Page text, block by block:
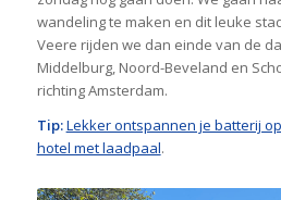
wandeling te maken en dit leuke
Veere rijden we dan einde van de
Middelburg, Noord-Beveland en
richting Amsterdam.
Tip:Lekker ontspannen je batterij
hotel met laadpaal.